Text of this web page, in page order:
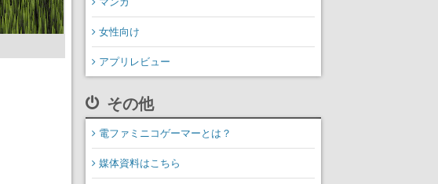
女性向け
アプリレビュー
その他
電ファミニコゲーマーとは？
媒体資料はこちら